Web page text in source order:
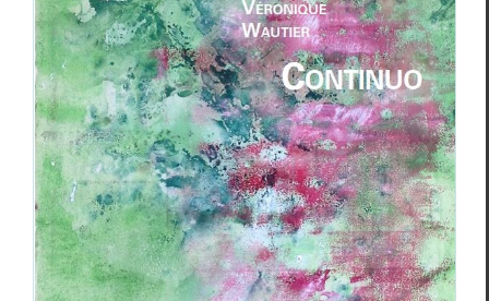
Christian Monginot,Après les jours,
Véronique Wautier,Continuo, Fabien
Abrassart,Si je t’oublie
Christian Monginot Fabien Abrassart Véronique Wautier